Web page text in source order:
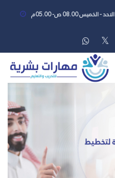
الاحد - الخميس 08.00 ص- 05.00م